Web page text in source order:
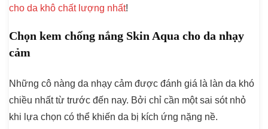
cho da khô chất lượng nhất!
Chọn kem chống nắng Skin Aqua cho da nhạy
cảm
Những cô nàng da nhạy cảm được đánh giá là làn da khó
chiều nhất từ trước đến nay. Bởi chỉ cần một sai sót nhỏ
khi lựa chọn có thể khiến da bị kích ứng nặng nề.